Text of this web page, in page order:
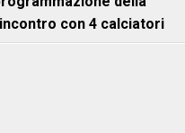
con 4 calciatori